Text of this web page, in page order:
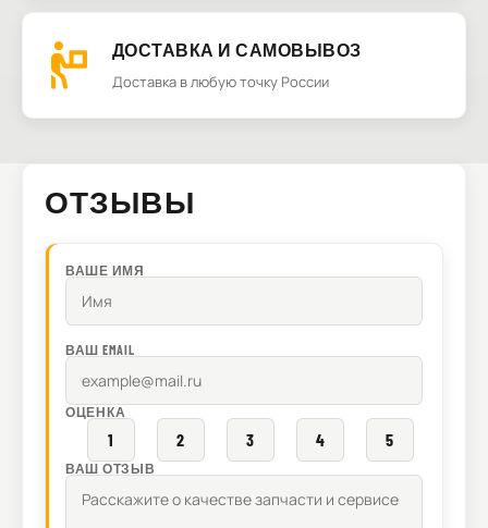
ДОСТАВКА И САМОВЫВОЗ
Доставка в любую точку России
ОТЗЫВЫ
ВАШЕ ИМЯ
ВАШ EMAIL
ОЦЕНКА
1 2 3 4 5
ВАШ ОТЗЫВ